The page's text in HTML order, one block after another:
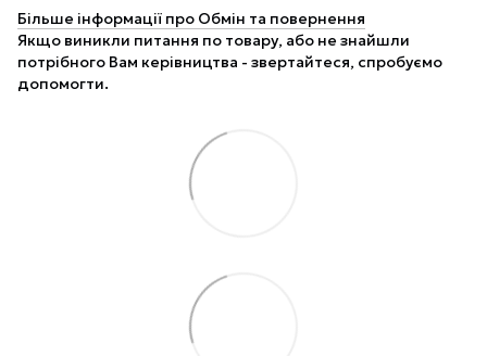
Більше інформації про Обмін та повернення
Якщо виникли питання по товару, або не знайшли
потрібного Вам керівництва - звертайтеся, спробуємо
допомогти.